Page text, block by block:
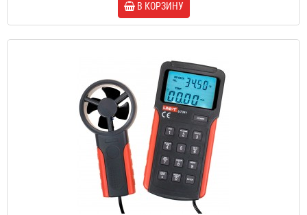
В КОРЗИНУ